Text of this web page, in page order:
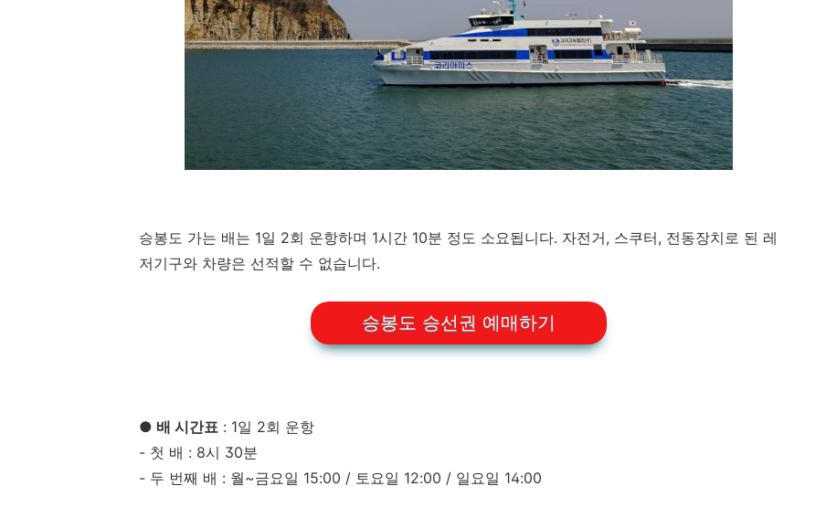
승봉도 가는 배는 1일 2회 운항하며 1시간 10분 정도 소요됩니다. 자전거, 스쿠터, 전동장치로 된 레
저기구와 차량은 선적할 수 없습니다.
승봉도 승선권 예매하기
● 배 시간표 : 1일 2회 운항
- 첫 배 : 8시 30분
- 두 번째 배 : 월~금요일 15:00 / 토요일 12:00 / 일요일 14:00